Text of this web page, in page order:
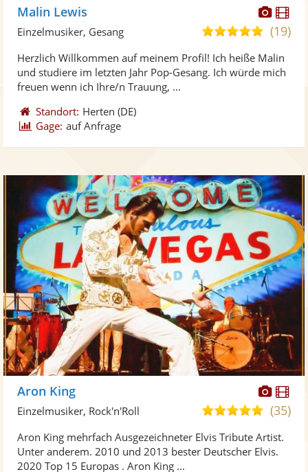
Fotos
Malin Lewis
5,0
5
(19)
Einzelmusiker, Gesang
Herzlich Willkommen auf meinem Profil! Ich heiße Malin
und studiere im letzten Jahr Pop-Gesang. Ich würde mich
freuen wenn ich Ihre/n Trauung, ...
Standort: Herten (DE)
Gage: auf Anfrage
Fotos
Aron King
4,9
5
(35)
Einzelmusiker, Rock'n'Roll
Aron King mehrfach Ausgezeichneter Elvis Tribute Artist.
Unter anderem. 2010 und 2013 bester Deutscher Elvis.
2020 Top 15 Europas . Aron King ...